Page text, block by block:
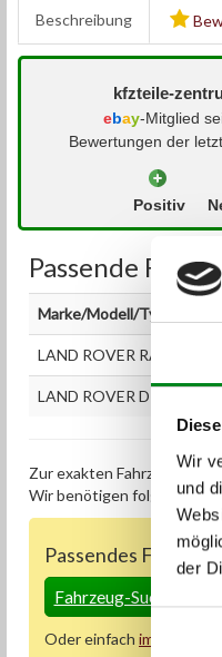
Wir
und
der
Beschreibung
kfzteile-
ebay-Mitglied
Bewertungen der
Positiv
Passende
Marke/Modell/Typ
LAND ROVER RANGE
LAND ROVER
Zur exakten Fahrzeug-
Wir benötigen folgende
Passendes
Fahrzeug-Suche für
Oder einfach im Chat